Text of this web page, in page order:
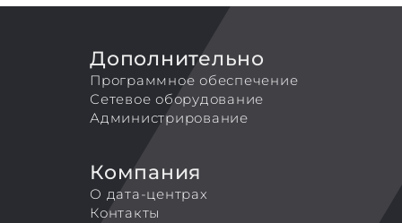
Дополнительно
Программное обеспечение
Сетевое оборудование
Администрирование
Компания
О дата-центрах
Контакты